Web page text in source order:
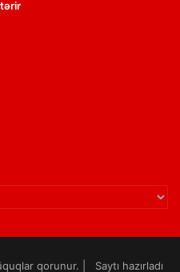
qorunur. | Saytı hazırladı